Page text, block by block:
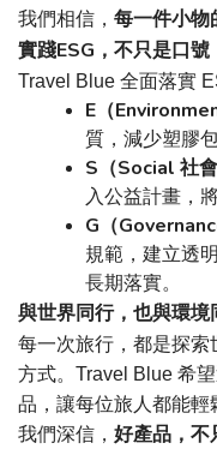
我們相信， 每一件小物
實踐ESG ，不只是口
Travel Blue 全面落實
E （
質，減少塑膠
S （Social 社會
入公益計畫，
G （
規範，建立透
長期落實。
與世界同行，也與環境
每一次旅行，都是探
方式。 Travel Blue 希
品，讓每位旅人都能輕
我們深信， 好產品，不